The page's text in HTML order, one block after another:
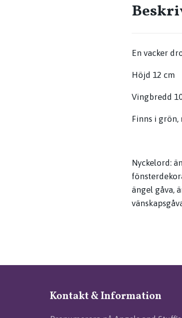
En vacker
Höjd 12 cm
Vingbredd
Finns i grön,
Nyckelord:
ängel gåva,
Kontakt & Information